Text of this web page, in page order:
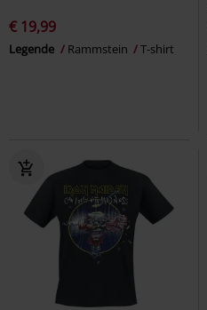
€ 19,99
Legende Rammstein T-shirt